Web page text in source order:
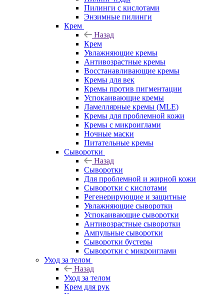
Пилинги с кислотами
Энзимные пилинги
Крем
Назад
Крем
Увлажняющие кремы
Антивозрастные кремы
Восстанавливающие кремы
Кремы для век
Кремы против пигментации
Успокаивающие кремы
Ламеллярные кремы (MLE)
Кремы для проблемной кожи
Кремы с микроиглами
Ночные маски
Питательные кремы
Сыворотки
Назад
Сыворотки
Для проблемной и жирной кожи
Сыворотки с кислотами
Регенерирующие и защитные
Увлажняющие сыворотки
Успокаивающие сыворотки
Антивозрастные сыворотки
Ампульные сыворотки
Сыворотки бустеры
Сыворотки с микроиглами
Уход за телом
Назад
Уход за телом
Крем для рук